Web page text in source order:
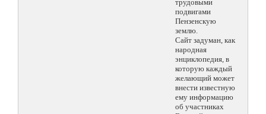
трудовыми
подвигами
Пензенскую
землю.
Сайт задуман, как
народная
энциклопедия, в
которую каждый
желающий может
внести известную
ему информацию
об участниках